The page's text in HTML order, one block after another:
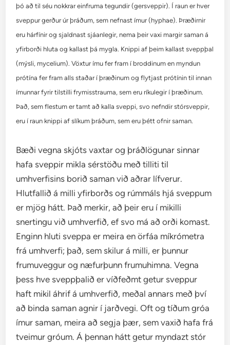
þó að til séu nokkrar einfruma tegundir (gersveppir). Í raun er hver
sveppur gerður úr þráðum, sem nefnast ímur (hyphae). Þræðirnir
eru hárfínir og sjaldnast sjáanlegir, nema þeir vaxi margir saman á
yfirborði hluta og kallast þá mygla. Knippi af þeim kallast sveppþal
(mýsli, mycelium). Vöxtur ímu fer fram í broddinum en myndun
prótína fer fram alls staðar í þræðinum og flytjast prótínin til innan
ímunnar fyrir tilstilli frymisstrauma, sem eru ríkulegir í þræðinum.
Það, sem flestum er tamt að kalla sveppi, svo nefndir stórsveppir,
eru í raun knippi af slíkum þráðum, sem eru þétt ofnir saman.
Bæði vegna skjóts vaxtar og þráðlögunar sinnar
hafa sveppir mikla sérstöðu með tilliti til
umhverfisins borið saman við aðrar lífverur.
Hlutfallið á milli yfirborðs og rúmmáls hjá sveppum
er mjög hátt. Það merkir, að þeir eru í mikilli
snertingu við umhverfið, ef svo má að orði komast.
Enginn hluti sveppa er meira en örfáa míkrómetra
frá umhverfi; það, sem skilur á milli, er þunnur
frumuveggur og næfurþunn frumuhimna. Vegna
þess hve sveppþalið er víðfeðmt getur sveppur
haft mikil áhrif á umhverfið, meðal annars með því
að binda saman agnir í jarðvegi. Oft og tíðum gróa
ímur saman, meira að segja þær, sem vaxið hafa frá
tveimur gróum. Á þennan hátt getur myndazt stór